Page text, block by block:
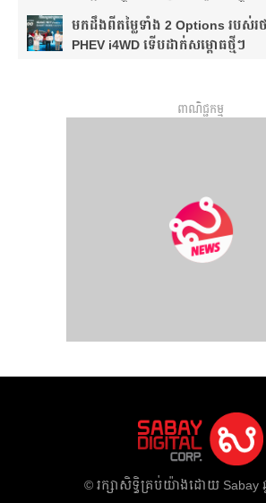
មកដឹងពីតម្លៃទាំង 2 Options របស់រ
PHEV i4WD ទើបដាក់សម្ពោធថ្មីៗ
ពាណិជ្ជកម្ម
​© រក្សា​សិទ្ធិ​គ្រប់​យ៉ាង​ដោយ​ Sabay